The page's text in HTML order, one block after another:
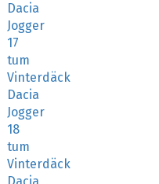
Dacia
Jogger
17
tum
Vinterdäck
Dacia
Jogger
18
tum
Vinterdäck
Dacia